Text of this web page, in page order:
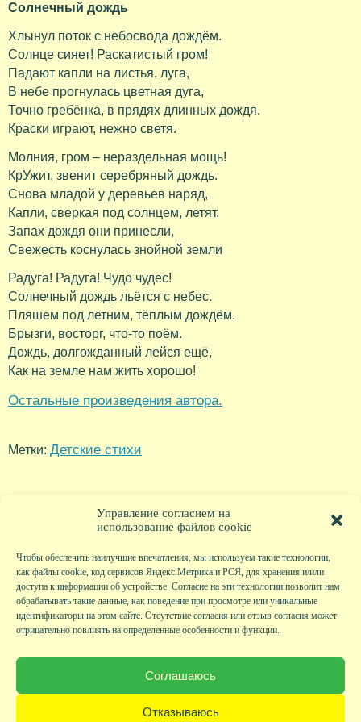
Управление согласием на
использование файлов cookie
Чтобы обеспечить наилучшие впечатления, мы используем такие технологии,
как файлы cookie, код сервисов Яндекс.Метрика и РСЯ, для хранения и/или
доступа к информации об устройстве. Согласие на эти технологии позволит нам
обрабатывать такие данные, как поведение при просмотре или уникальные
идентификаторы на этом сайте. Отсутствие согласия или отзыв согласия может
отрицательно повлиять на определенные особенности и функции.
Соглашаюсь
Отказываюсь
Солнечный дождь
Хлынул поток с небосвода дождём.
Солнце сияет! Раскатистый гром!
Падают капли на листья, луга,
В небе прогнулась цветная дуга,
Точно гребёнка, в прядях длинных дождя.
Краски играют, нежно светя.
Молния, гром – нераздельная мощь!
КрУжит, звенит серебряный дождь.
Снова младой у деревьев наряд,
Капли, сверкая под солнцем, летят.
Запах дождя они принесли,
Свежесть коснулась знойной земли
Радуга! Радуга! Чудо чудес!
Солнечный дождь льётся с небес.
Пляшем под летним, тёплым дождём.
Брызги, восторг, что-то поём.
Дождь, долгожданный лейся ещё,
Как на земле нам жить хорошо!
Остальные произведения автора.
Метки: Детские стихи